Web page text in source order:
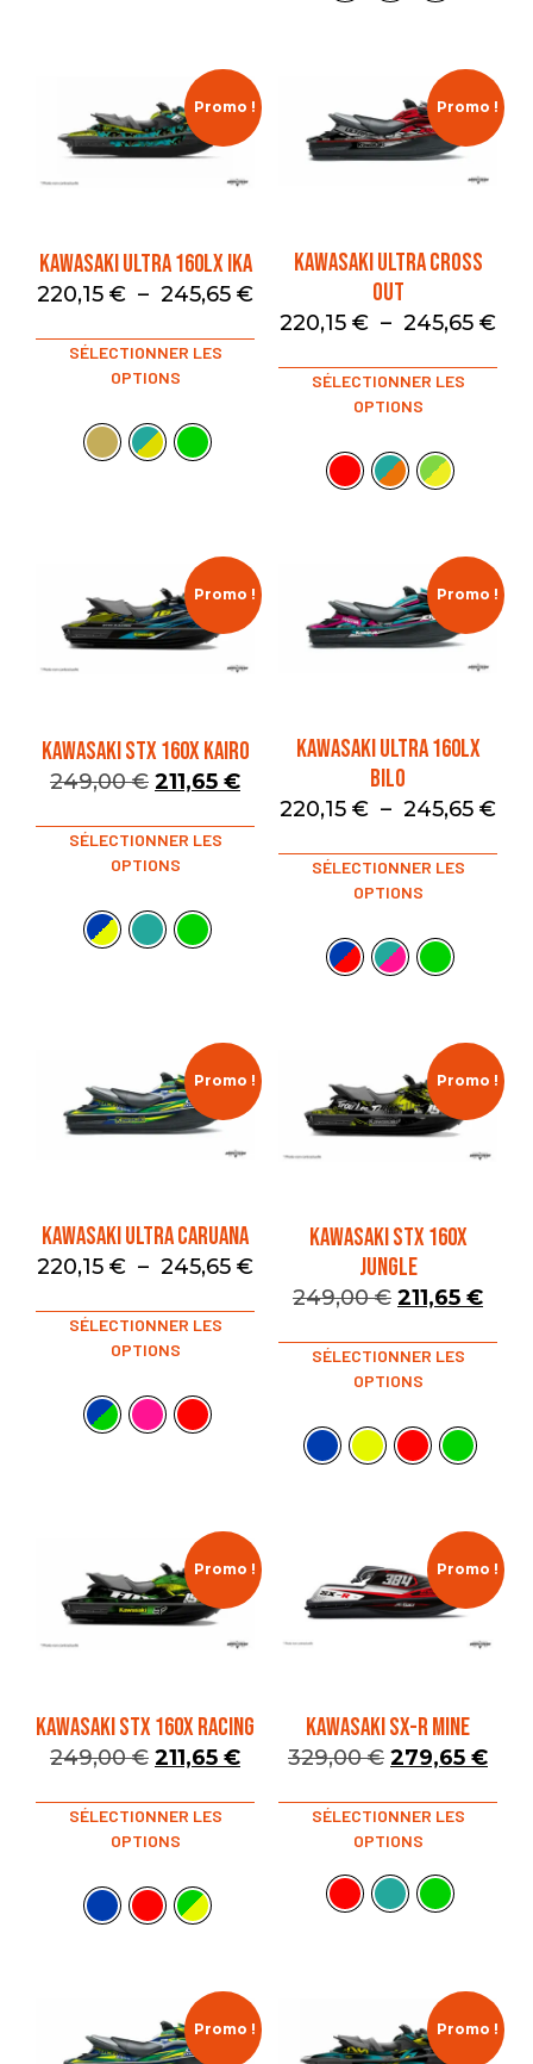
Promo !
KAWASAKI ULTRA 160LX IKA
220,15 € – 245,65 €
SÉLECTIONNER LES
OPTIONS
Promo !
KAWASAKI ULTRA CROSS
OUT
220,15 € – 245,65 €
SÉLECTIONNER LES
OPTIONS
Promo !
KAWASAKI STX 160X KAIRO
249,00€ 211,65 €
SÉLECTIONNER LES
OPTIONS
Promo !
KAWASAKI ULTRA 160LX
BILO
220,15 € – 245,65 €
SÉLECTIONNER LES
OPTIONS
Promo !
KAWASAKI ULTRA CARUANA
220,15 € – 245,65 €
SÉLECTIONNER LES
OPTIONS
Promo !
KAWASAKI STX 160X
JUNGLE
249,00€ 211,65 €
SÉLECTIONNER LES
OPTIONS
Promo !
KAWASAKI STX 160X RACING
249,00€ 211,65 €
SÉLECTIONNER LES
OPTIONS
Promo !
KAWASAKI SX-R MINE
329,00€ 279,65 €
SÉLECTIONNER LES
OPTIONS
Promo ! Promo !